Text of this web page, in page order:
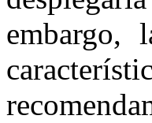
embargo,